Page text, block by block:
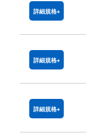
詳細規格
詳細規格
詳細規格